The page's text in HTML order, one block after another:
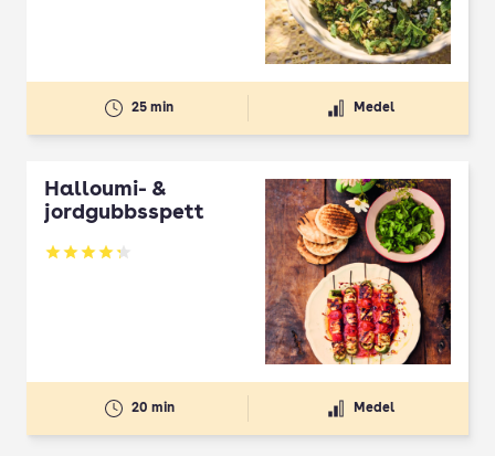
25 min Medel
Halloumi- &
jordgubbsspett
Betyg: 4.3 av 5
20 min Medel